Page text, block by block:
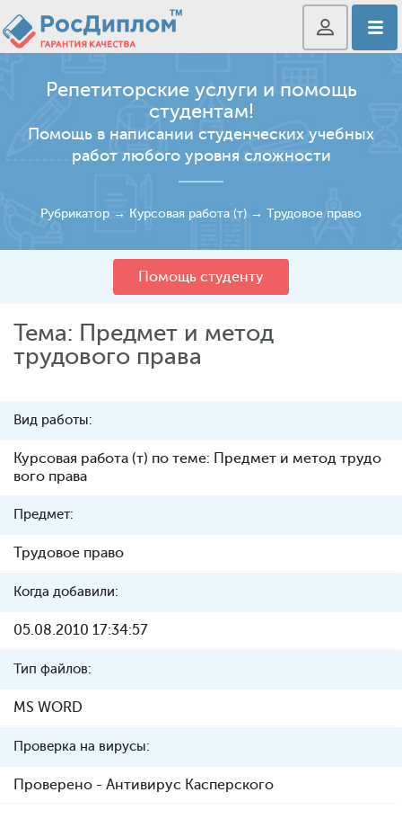
Репетиторские услуги и помощь
студентам!
Помощь в написании студенческих учебных
работ любого уровня сложности
Рубрикатор → Курсовая работа (т) → Трудовое право
Помощь студенту
Тема: Предмет и метод
трудового права
Вид работы:
Курсовая работа (т) по теме: Предмет и метод трудо
вого права
Предмет:
Трудовое право
Когда добавили:
05.08.2010 17:34:57
Тип файлов:
MS WORD
Проверка на вирусы:
Проверено - Антивирус Касперского